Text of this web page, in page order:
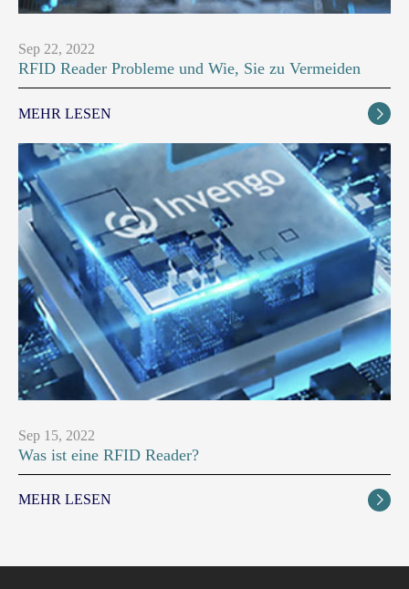
Sep 22, 2022
RFID Reader Probleme und Wie, Sie zu Vermeiden
MEHR LESEN 
Sep 15, 2022
Was ist eine RFID Reader?
MEHR LESEN 